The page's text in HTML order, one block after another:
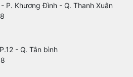
P. Khương Đình - Q. Thanh Xuân
- Q. Tân bình